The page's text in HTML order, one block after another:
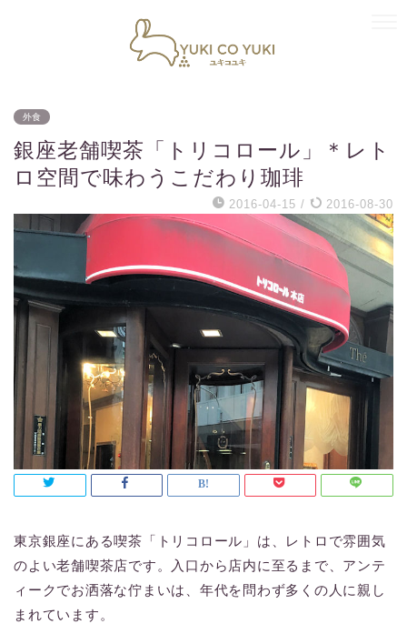
外食
銀座老舗喫茶「トリコロール」＊レト
ロ空間で味わうこだわり珈琲
2016-04-15 / 2016-08-30
東京銀座にある喫茶「トリコロール」は、レトロで雰囲気
のよい老舗喫茶店です。入口から店内に至るまで、アンテ
ィークでお洒落な佇まいは、年代を問わず多くの人に親し
まれています。